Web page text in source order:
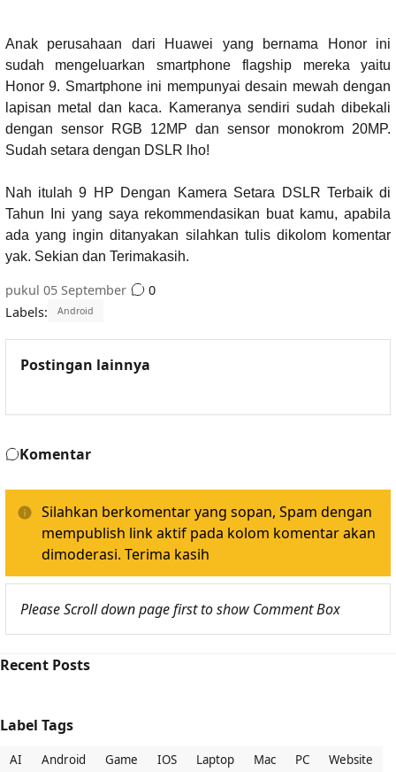
Anak perusahaan dari Huawei yang bernama Honor ini
sudah mengeluarkan smartphone flagship mereka yaitu
Honor 9. Smartphone ini mempunyai desain mewah dengan
lapisan metal dan kaca. Kameranya sendiri sudah dibekali
dengan sensor RGB 12MP dan sensor monokrom 20MP.
Sudah setara dengan DSLR lho!
Nah itulah 9 HP Dengan Kamera Setara DSLR Terbaik di
Tahun Ini yang saya rekommendasikan buat kamu, apabila
ada yang ingin ditanyakan silahkan tulis dikolom komentar
yak. Sekian dan Terimakasih.
pukul 05 September
0
Labels:
Android
Postingan lainnya
Komentar
Silahkan berkomentar yang sopan, Spam dengan
mempublish link aktif pada kolom komentar akan
dimoderasi. Terima kasih
Please Scroll down page first to show Comment Box
Recent Posts
Label Tags
AI Android Game IOS Laptop Mac PC
Website